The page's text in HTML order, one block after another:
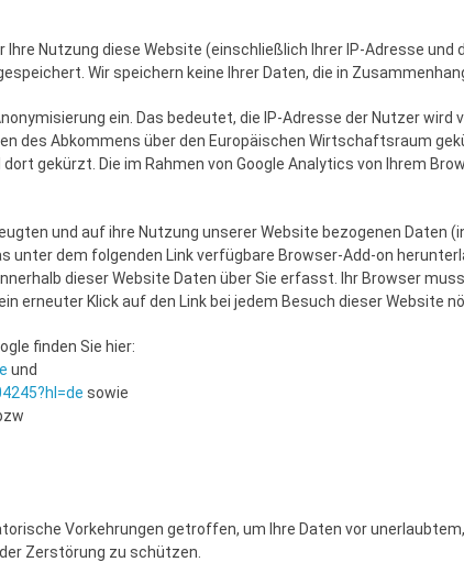
Nutzung diese Website (einschließlich Ihrer IP-Adresse und
Wir speichern keine Ihrer Daten, die in
ein. Das bedeutet, die IP-Adresse der Nutzer wird
des Abkommens über den Europäischen Wirtschaftsraum
dort gekürzt. Die im Rahmen von Google Analytics von Ihrem
und auf ihre Nutzung unserer Website bezogenen Daten
unter dem folgenden Link verfügbare Browser-Add-on
dieser Website Daten über Sie erfasst. Ihr Browser
erneuter Klick auf den Link bei jedem Besuch dieser Website
finden Sie hier:
und
sowie
Vorkehrungen getroffen, um Ihre Daten vor
Zerstörung zu schützen.